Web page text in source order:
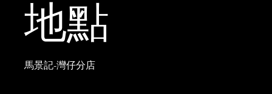
地點
馬景記-灣仔分店